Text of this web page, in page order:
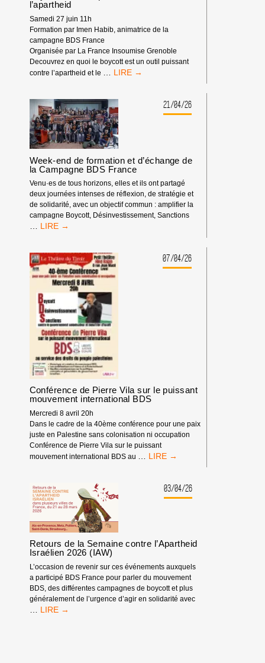
l’apartheid
Samedi 27 juin 11h
Formation par Imen Habib, animatrice de la
campagne BDS France
Organisée par La France Insoumise Grenoble
Decouvrez en quoi le boycott est un outil puissant
contre l’apartheid et le
BOYCOTT,
PUISSANT
CONTRE
L’APARTHEID
21/04/26
Week-end de formation et d’échange de
la Campagne BDS France
Venu·es de tous horizons, elles et ils ont partagé
deux journées intenses de réflexion, de stratégie et
de solidarité, avec un objectif commun : amplifier la
campagne Boycott, Désinvestissement, Sanctions
WEEK-
FORMATION
ET
D’ÉCHANGE
LA
CAMPAGNE
BDS
FRANCE
07/04/26
Conférence de Pierre Vila sur le puissant
mouvement international BDS
Mercredi 8 avril 20h
Dans le cadre de la 40ème conférence pour une paix
juste en Palestine sans colonisation ni occupation
Conférence de Pierre Vila sur le puissant
mouvement international BDS au
CONFÉRENCE
INTERNATIONAL
03/04/26
Retours de la Semaine contre l’Apartheid
Israélien 2026 (IAW)
L’occasion de revenir sur ces événements auxquels
a participé BDS France pour parler du mouvement
BDS, des différentes campagnes de boycott et plus
généralement de l’urgence d’agir en solidarité avec
RETOURS